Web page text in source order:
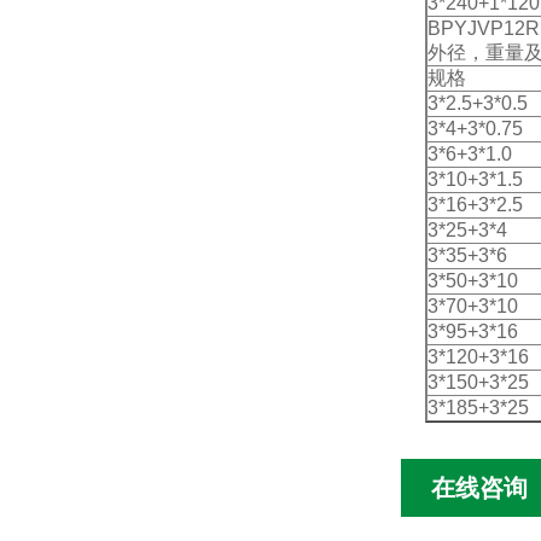
外径，重量
规格
3*2.5+3*0.5
3*4+3*0.75
3*6+3*1.0
3*10+3*1.5
3*16+3*2.5
3*25+3*4
3*35+3*6
3*50+3*10
3*70+3*10
3*95+3*16
3*120+3*16
3*150+3*25
3*185+3*25
在线咨询